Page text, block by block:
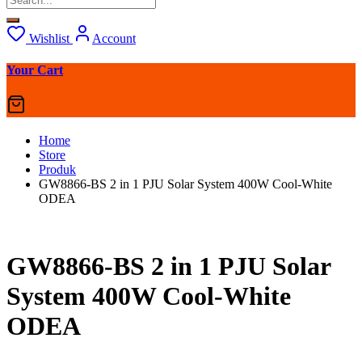
Wishlist Account
Your Cart
Home
Store
Produk
GW8866-BS 2 in 1 PJU Solar System 400W Cool-White
ODEA
GW8866-BS 2 in 1 PJU Solar
System 400W Cool-White
ODEA